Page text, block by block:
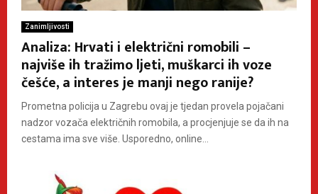
Zanimljivosti
Analiza: Hrvati i električni romobili –
najviše ih tražimo ljeti, muškarci ih voze
češće, a interes je manji nego ranije?
Prometna policija u Zagrebu ovaj je tjedan provela pojačani
nadzor vozača električnih romobila, a procjenjuje se da ih na
cestama ima sve više. Usporedno, online...